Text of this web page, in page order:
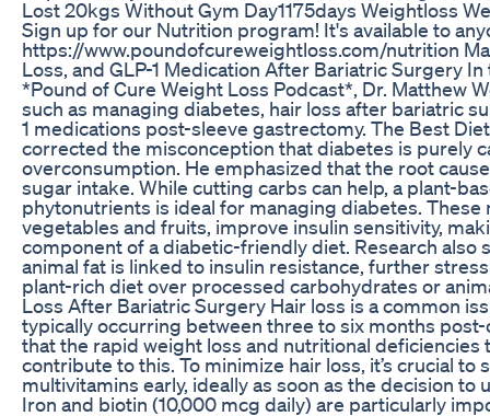
Lost 20kgs Without Gym Day1175days Weightloss
Sign up for our Nutrition program! It's available to
https://www.poundofcureweightloss.com/nutrition
Loss, and GLP-1 Medication After Bariatric Surgery
*Pound of Cure Weight Loss Podcast*, Dr. Matthew
such as managing diabetes, hair loss after bariatric
1 medications post-sleeve gastrectomy. The Best
corrected the misconception that diabetes is purely
overconsumption. He emphasized that the root
sugar intake. While cutting carbs can help, a plant-
phytonutrients is ideal for managing diabetes. These
vegetables and fruits, improve insulin sensitivity,
component of a diabetic-friendly diet. Research also
animal fat is linked to insulin resistance, further
plant-rich diet over processed carbohydrates or
Loss After Bariatric Surgery Hair loss is a common
typically occurring between three to six months post-
that the rapid weight loss and nutritional deficiencies
contribute to this. To minimize hair loss, it’s crucial to
multivitamins early, ideally as soon as the decision to
Iron and biotin (10,000 mcg daily) are particularly